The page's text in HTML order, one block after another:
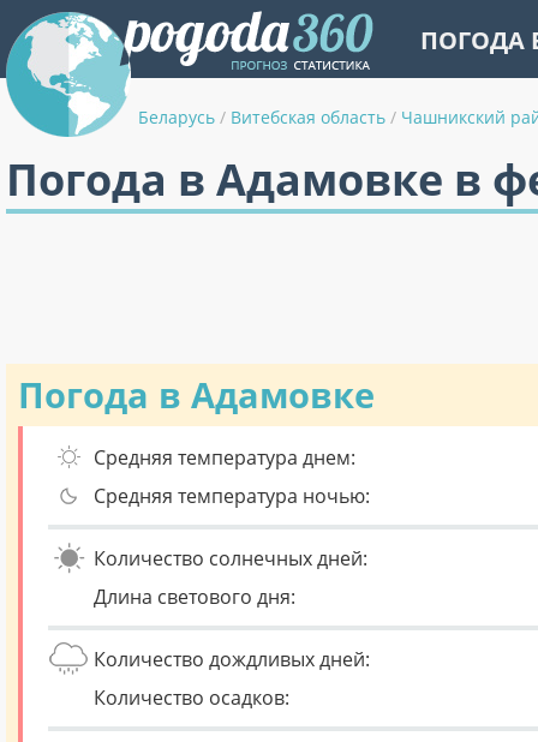
ПОГОДА
Беларусь / Витебская область / Чашникский
Погода в Адамовке в
Погода в Адамовке
Средняя температура днем:
Средняя температура ночью:
Количество солнечных дней:
Длина светового дня:
Количество дождливых дней:
Количество осадков: